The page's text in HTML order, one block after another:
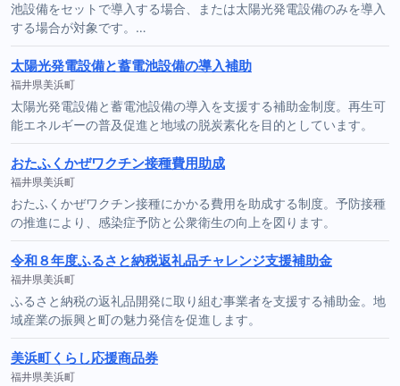
池設備をセットで導入する場合、または太陽光発電設備のみを導入
する場合が対象です。…
太陽光発電設備と蓄電池設備の導入補助
福井県美浜町
太陽光発電設備と蓄電池設備の導入を支援する補助金制度。再生可
能エネルギーの普及促進と地域の脱炭素化を目的としています。
おたふくかぜワクチン接種費用助成
福井県美浜町
おたふくかぜワクチン接種にかかる費用を助成する制度。予防接種
の推進により、感染症予防と公衆衛生の向上を図ります。
令和８年度ふるさと納税返礼品チャレンジ支援補助金
福井県美浜町
ふるさと納税の返礼品開発に取り組む事業者を支援する補助金。地
域産業の振興と町の魅力発信を促進します。
美浜町くらし応援商品券
福井県美浜町